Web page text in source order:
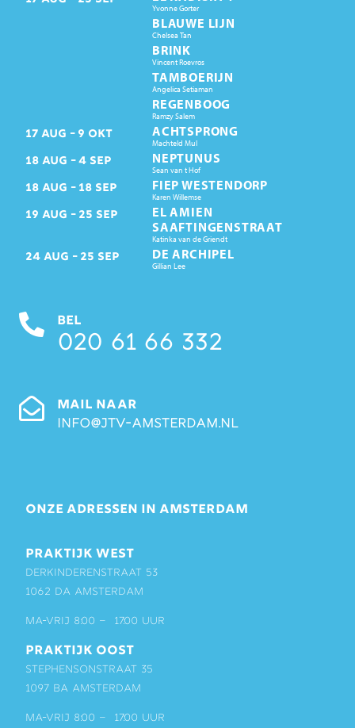
Yvonne Gorter
BLAUWE LIJN
Chelsea Tan
BRINK
Vincent Roevros
TAMBOERIJN
Angelica Setiaman
REGENBOOG
Ramzy Salem
17 AUG 9 OKT ACHTSPRONG
Machteld Mul
18 AUG 4 SEP NEPTUNUS
Sean van t Hof
18 AUG 18 SEP FIEP WESTENDORP
Karen Willemse
19 AUG 25 SEP
EL AMIEN
SAAFTINGENSTRAAT
Katinka van de Griendt
24 AUG 25 SEP DE ARCHIPEL
Gillian Lee
BEL
020 61 66 332
MAIL NAAR
info@jtv-amsterdam.nl
ONZE ADRESSEN IN AMSTERDAM
PRAKTIJK WEST
Derkinderenstraat 53
1062 DA Amsterdam
ma-vrij 8:00 – 17:00 uur
PRAKTIJK OOST
Stephensonstraat 35
1097 BA Amsterdam
ma-vrij 8:00 – 17:00 uur